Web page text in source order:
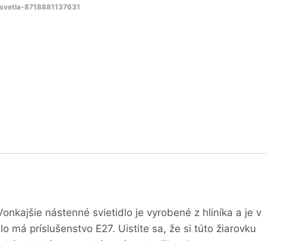
8718881137631
nástenné svietidlo je vyrobené z hliníka a je v
má príslušenstvo E27. Uistite sa, že si túto žiarovku